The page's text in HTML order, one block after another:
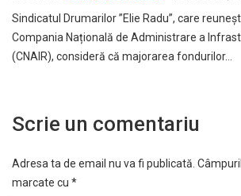
Sindicatul Drumarilor ”Elie Radu”, care
Compania Națională de Administrare a
(CNAIR), consideră că majorarea fondurilor…
Scrie un comentariu
Adresa ta de email nu va fi publicată.
marcate cu *